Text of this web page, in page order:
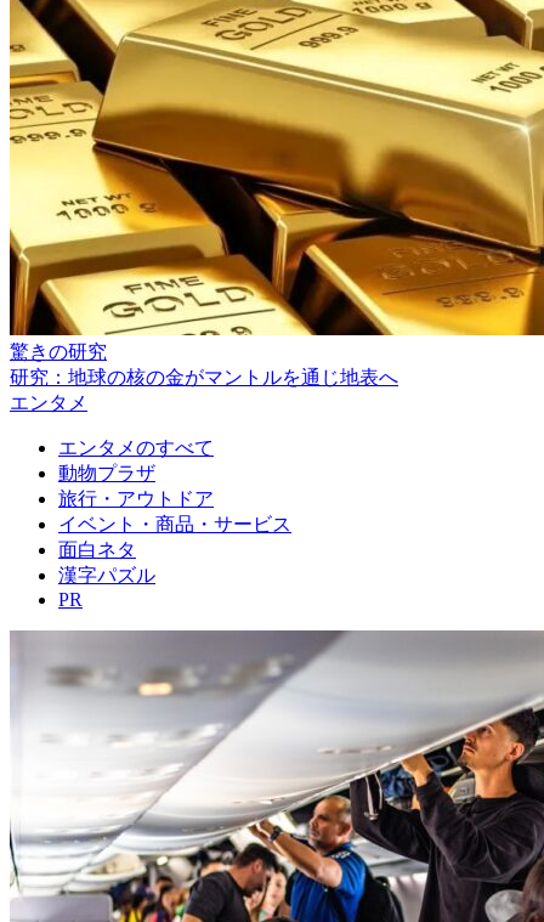
驚きの研究
研究：地球の核の金がマントルを通じ地表へ
エンタメ
エンタメのすべて
動物プラザ
旅行・アウトドア
イベント・商品・サービス
面白ネタ
漢字パズル
PR